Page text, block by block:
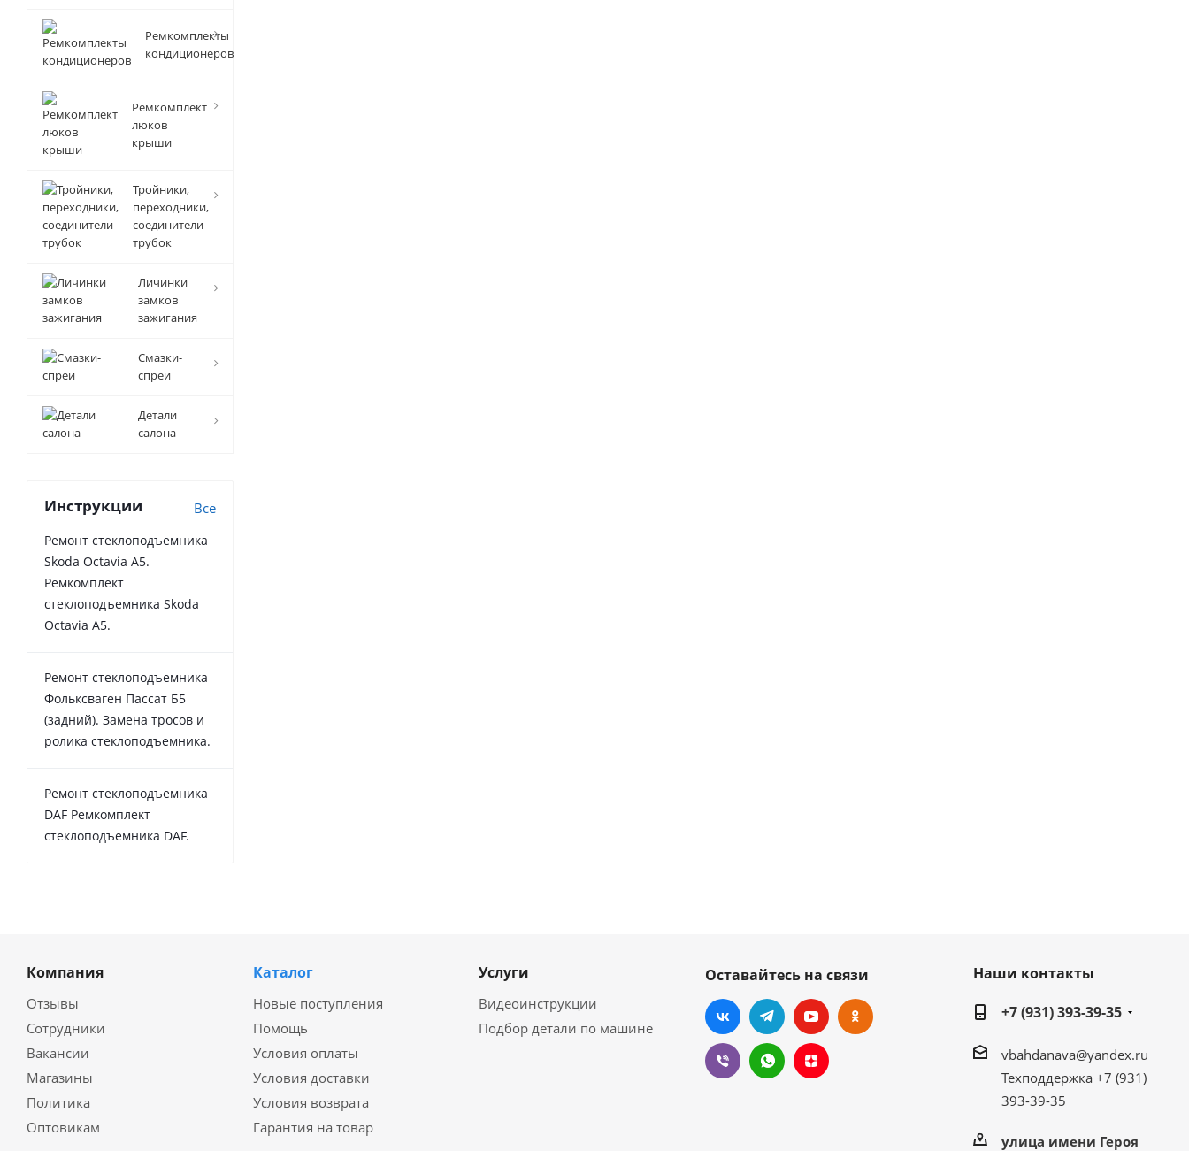
Ремкомплекты
кондиционеров
Ремкомплект
люков
крыши
Тройники,
переходники,
соединители
трубок
Личинки
замков
зажигания
Смазки-
спреи
Детали
салона
Инструкции Все
Ремонт стеклоподъемника
Skoda Octavia A5.
Ремкомплект
стеклоподъемника Skoda
Octavia A5.
Ремонт стеклоподъемника
Фольксваген Пассат Б5
(задний). Замена тросов и
ролика стеклоподъемника.
Ремонт стеклоподъемника
DAF Ремкомплект
стеклоподъемника DAF.
Компания
Отзывы
Сотрудники
Вакансии
Магазины
Политика
Оптовикам
Каталог
Новые поступления
Помощь
Условия оплаты
Условия доставки
Условия возврата
Гарантия на товар
Услуги
Видеоинструкции
Подбор детали по машине
Оставайтесь на связи
Наши контакты
+7 (931) 393-39-35
vbahdanava@yandex.ru
Техподдержка +7 (931)
393-39-35
улица имени Героя